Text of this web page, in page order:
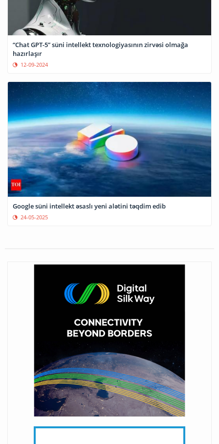
“Chat GPT-5” süni intellekt texnologiyasının zirvəsi olmağa
hazırlaşır
12-09-2024
Google süni intellekt əsaslı yeni alətini təqdim edib
24-05-2025